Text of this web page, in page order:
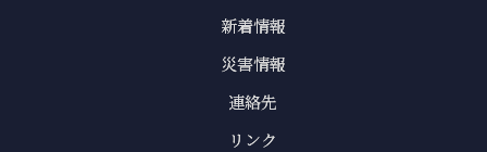
新着情報
災害情報
連絡先
リンク